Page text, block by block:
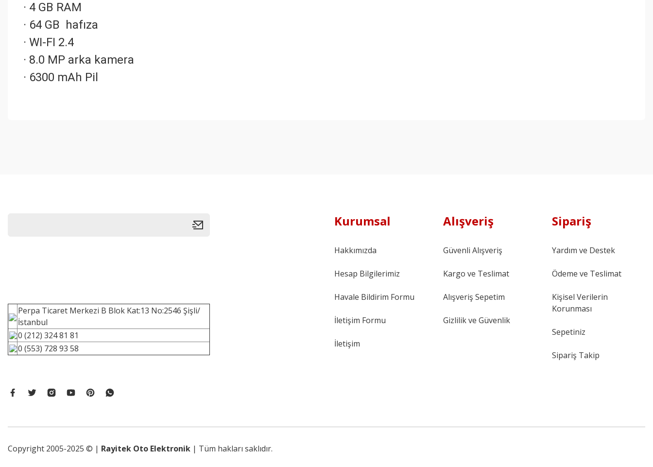
· 4 GB RAM
· 64 GB hafıza
· WI-FI 2.4
· 8.0 MP arka kamera
· 6300 mAh Pil
Perpa Ticaret Merkezi B Blok Kat:13 No:2546 Şişli/
İstanbul
0 (212) 324 81 81
0 (553) 728 93 58
Kurumsal
Hakkımızda
Hesap Bilgilerimiz
Havale Bildirim Formu
İletişim Formu
İletişim
Alışveriş
Güvenli Alışveriş
Kargo ve Teslimat
Alışveriş Sepetim
Gizlilik ve Güvenlik
Sipariş
Yardım ve Destek
Ödeme ve Teslimat
Kişisel Verilerin
Korunması
Sepetiniz
Sipariş Takip
Copyright 2005-2025 © | Rayitek Oto Elektronik | Tüm hakları saklıdır.